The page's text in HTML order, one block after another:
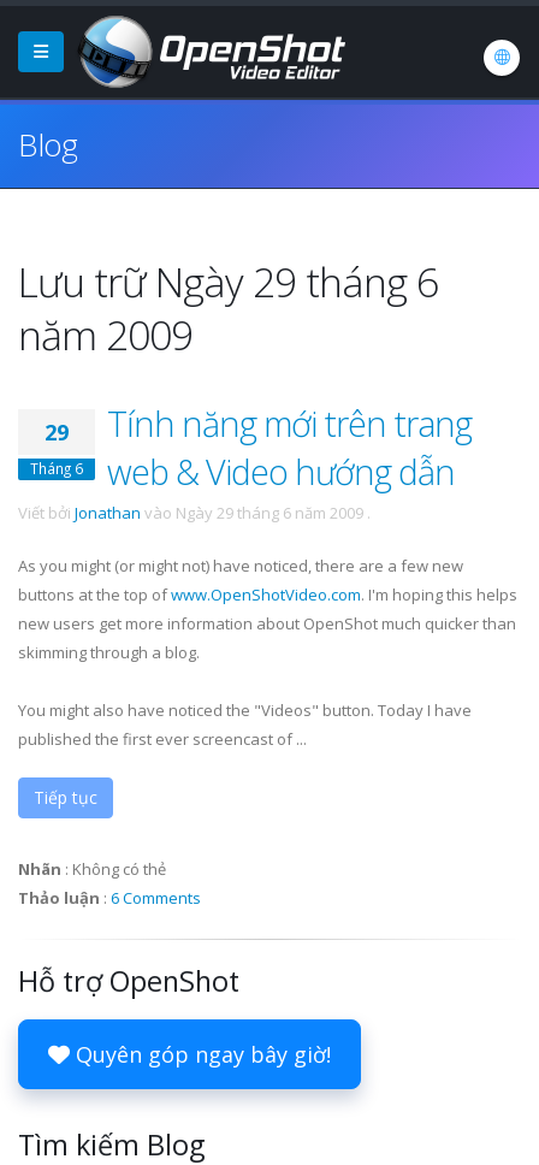
Blog
Lưu trữ Ngày 29 tháng 6
năm 2009
29
Tháng 6
Tính năng mới trên trang
web & Video hướng dẫn
Viết bởi Jonathan vào Ngày 29 tháng 6 năm 2009 .
As you might (or might not) have noticed, there are a few new
buttons at the top ofwww.OpenShotVideo.com. I'm hoping this helps
new users get more information about OpenShot much quicker than
skimming through a blog.
You might also have noticed the "Videos" button. Today I have
published the first ever screencast of ...
Tiếp tục
Nhãn : Không có thẻ
Thảo luận : 6 Comments
Hỗ trợ OpenShot
Quyên góp ngay bây giờ!
Tìm kiếm Blog